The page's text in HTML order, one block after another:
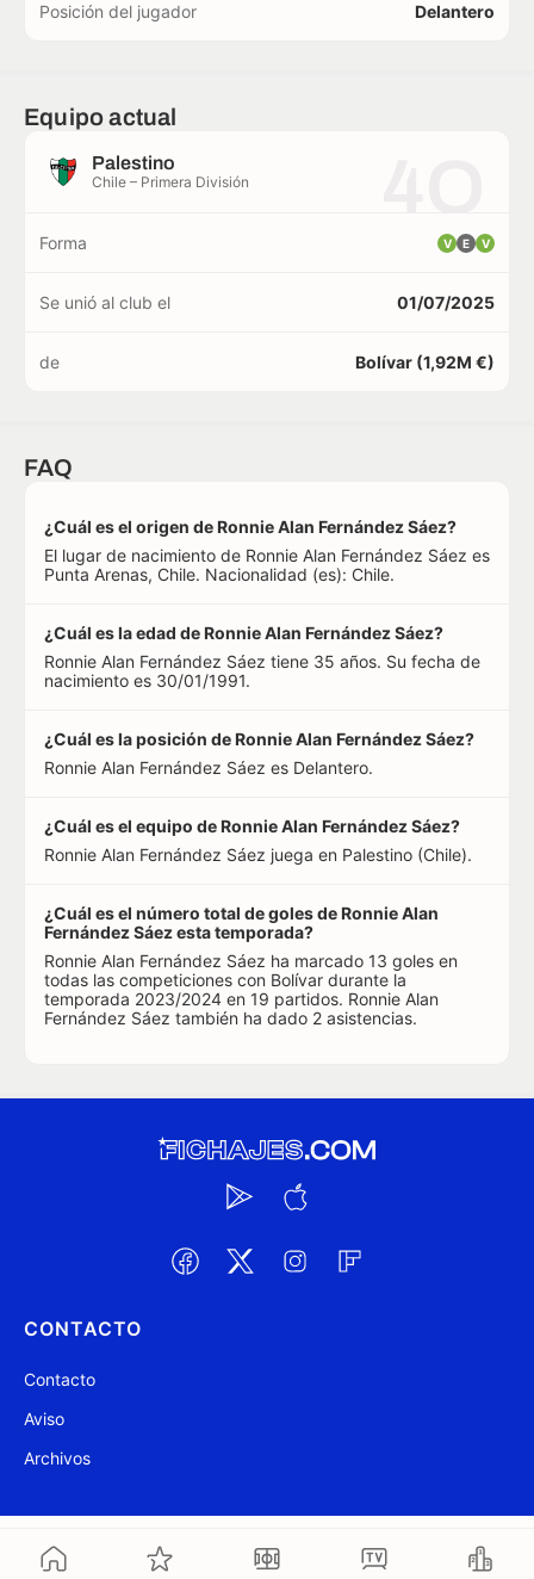
Posición del jugador Delantero
Equipo actual
Palestino
Chile – Primera División
Forma V E V
Se unió al club el 01/07/2025
de Bolívar (1,92M €)
FAQ
¿Cuál es el origen de Ronnie Alan Fernández Sáez?
El lugar de nacimiento de Ronnie Alan Fernández Sáez es
Punta Arenas, Chile. Nacionalidad (es): Chile.
¿Cuál es la edad de Ronnie Alan Fernández Sáez?
Ronnie Alan Fernández Sáez tiene 35 años. Su fecha de
nacimiento es 30/01/1991.
¿Cuál es la posición de Ronnie Alan Fernández Sáez?
Ronnie Alan Fernández Sáez es Delantero.
¿Cuál es el equipo de Ronnie Alan Fernández Sáez?
Ronnie Alan Fernández Sáez juega en Palestino (Chile).
¿Cuál es el número total de goles de Ronnie Alan
Fernández Sáez esta temporada?
Ronnie Alan Fernández Sáez ha marcado 13 goles en
todas las competiciones con Bolívar durante la
temporada 2023/2024 en 19 partidos. Ronnie Alan
Fernández Sáez también ha dado 2 asistencias.
CONTACTO
Contacto
Aviso
Archivos